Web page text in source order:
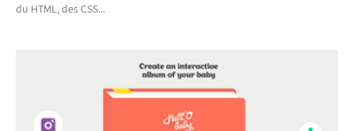
du HTML, des CSS...